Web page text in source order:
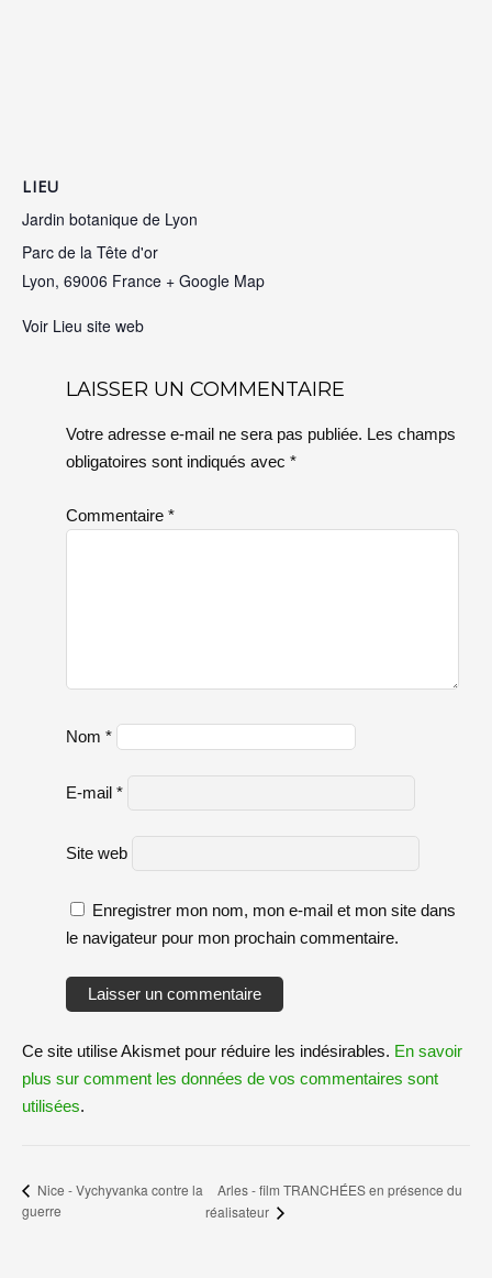
LIEU
Jardin botanique de Lyon
Parc de la Tête d'or
Lyon, 69006 France + Google Map
Voir Lieu site web
LAISSER UN COMMENTAIRE
Votre adresse e-mail ne sera pas publiée. Les champs
obligatoires sont indiqués avec *
Commentaire *
Nom *
E-mail *
Site web
Enregistrer mon nom, mon e-mail et mon site dans
le navigateur pour mon prochain commentaire.
Ce site utilise Akismet pour réduire les indésirables. En savoir
plus sur comment les données de vos commentaires sont
utilisées.
Nice - Vychyvanka contre la
guerre
Arles - film TRANCHÉES en présence du
réalisateur